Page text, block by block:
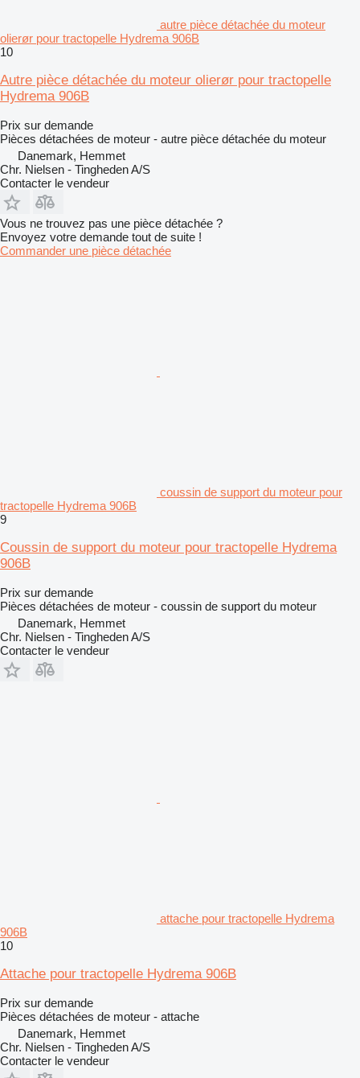
autre pièce détachée du moteur
olierør pour tractopelle Hydrema 906B
10
Autre pièce détachée du moteur olierør pour tractopelle
Hydrema 906B
Prix sur demande
Pièces détachées de moteur - autre pièce détachée du moteur
Danemark, Hemmet
Chr. Nielsen - Tingheden A/S
Contacter le vendeur
Vous ne trouvez pas une pièce détachée ?
Envoyez votre demande tout de suite !
Commander une pièce détachée
coussin de support du moteur pour
tractopelle Hydrema 906B
9
Coussin de support du moteur pour tractopelle Hydrema
906B
Prix sur demande
Pièces détachées de moteur - coussin de support du moteur
Danemark, Hemmet
Chr. Nielsen - Tingheden A/S
Contacter le vendeur
attache pour tractopelle Hydrema
906B
10
Attache pour tractopelle Hydrema 906B
Prix sur demande
Pièces détachées de moteur - attache
Danemark, Hemmet
Chr. Nielsen - Tingheden A/S
Contacter le vendeur